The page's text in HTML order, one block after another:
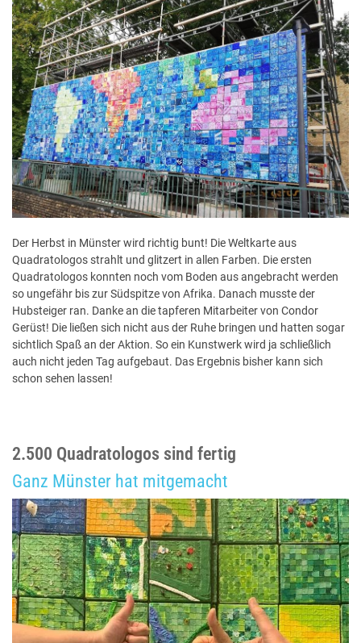
Der Herbst in Münster wird richtig bunt! Die Weltkarte aus
Quadratologos strahlt und glitzert in allen Farben. Die ersten
Quadratologos konnten noch vom Boden aus angebracht werden
so ungefähr bis zur Südspitze von Afrika. Danach musste der
Hubsteiger ran. Danke an die tapferen Mitarbeiter von Condor
Gerüst! Die ließen sich nicht aus der Ruhe bringen und hatten sogar
sichtlich Spaß an der Aktion. So ein Kunstwerk wird ja schließlich
auch nicht jeden Tag aufgebaut. Das Ergebnis bisher kann sich
schon sehen lassen!
2.500 Quadratologos sind fertig
Ganz Münster hat mitgemacht